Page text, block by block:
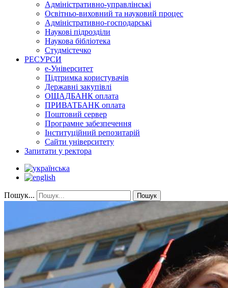
Адміністративно-управлінські
Освітньо-виховний та науковий процес
Адміністративно-господарські
Наукові підрозділи
Наукова бібліотека
Студмістечко
РЕСУРСИ
е-Університет
Підтримка користувачів
Державні закупівлі
ОЩАДБАНК оплата
ПРИВАТБАНК оплата
Поштовий сервер
Програмне забезпечення
Інституційний репозитарій
Сайти університету
Запитати у ректора
Пошук... Пошук